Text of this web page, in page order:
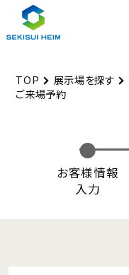
TOP 展示場を探す
ご来場予約
お客様情報
入力